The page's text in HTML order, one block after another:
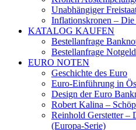
Unabhängiger
Inflationskronen –
KATALOG KAUFEN
Bestellanfrage
Bestellanfrage
EURO NOTEN
Geschichte des Euro
Euro-Einführung in
Design der Euro
Robert Kalina –
Reinhold Gerstetter –
(Europa-Serie)